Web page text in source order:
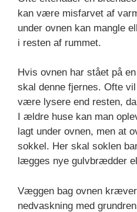
kan være misfarvet af
under ovnen kan mangle
i resten af rummet.
Hvis ovnen har stået på
skal denne fjernes. Ofte
være lysere end resten,
I ældre huse kan man
lagt under ovnen, men at
sokkel. Her skal soklen
lægges nye gulvbrædder
Væggen bag ovnen
nedvaskning med